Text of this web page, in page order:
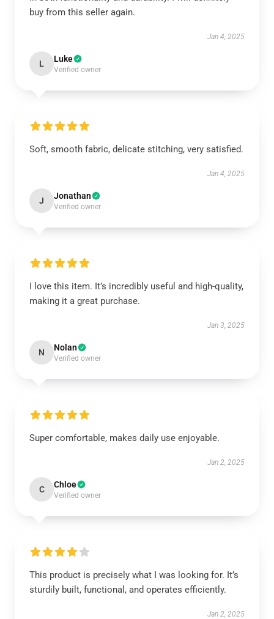
buy from this seller again.
Jan 4, 2025
L Luke
Verified owner
Soft, smooth fabric, delicate stitching, very satisfied.
Jan 4, 2025
J Jonathan
Verified owner
I love this item. It’s incredibly useful and high-quality,
making it a great purchase.
Jan 3, 2025
N Nolan
Verified owner
Super comfortable, makes daily use enjoyable.
Jan 2, 2025
C Chloe
Verified owner
This product is precisely what I was looking for. It’s
sturdily built, functional, and operates efficiently.
Jan 2, 2025